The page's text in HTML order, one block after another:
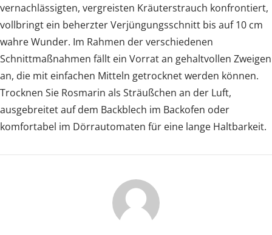
vernachlässigten, vergreisten Kräuterstrauch konfrontiert,
vollbringt ein beherzter Verjüngungsschnitt bis auf 10 cm
wahre Wunder. Im Rahmen der verschiedenen
Schnittmaßnahmen fällt ein Vorrat an gehaltvollen Zweigen
an, die mit einfachen Mitteln getrocknet werden können.
Trocknen Sie Rosmarin als Sträußchen an der Luft,
ausgebreitet auf dem Backblech im Backofen oder
komfortabel im Dörrautomaten für eine lange Haltbarkeit.